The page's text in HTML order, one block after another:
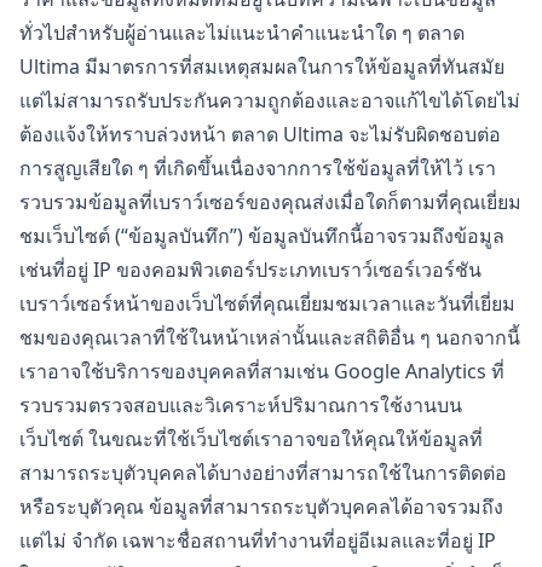
ทั่วไปสำหรับผู้อ่านและไม่แนะนำคำแนะนำใด ๆ ตลาด
Ultima มีมาตรการที่สมเหตุสมผลในการให้ข้อมูลที่ทันสมัย ​​
แต่ไม่สามารถรับประกันความถูกต้องและอาจแก้ไขได้โดยไม่
ต้องแจ้งให้ทราบล่วงหน้า ตลาด Ultima จะไม่รับผิดชอบต่อ
การสูญเสียใด ๆ ที่เกิดขึ้นเนื่องจากการใช้ข้อมูลที่ให้ไว้ เรา
รวบรวมข้อมูลที่เบราว์เซอร์ของคุณส่งเมื่อใดก็ตามที่คุณเยี่ยม
ชมเว็บไซต์ (“ข้อมูลบันทึก”) ข้อมูลบันทึกนี้อาจรวมถึงข้อมูล
เช่นที่อยู่ IP ของคอมพิวเตอร์ประเภทเบราว์เซอร์เวอร์ชัน
เบราว์เซอร์หน้าของเว็บไซต์ที่คุณเยี่ยมชมเวลาและวันที่เยี่ยม
ชมของคุณเวลาที่ใช้ในหน้าเหล่านั้นและสถิติอื่น ๆ นอกจากนี้
เราอาจใช้บริการของบุคคลที่สามเช่น Google Analytics ที่
รวบรวมตรวจสอบและวิเคราะห์ปริมาณการใช้งานบน
เว็บไซต์ ในขณะที่ใช้เว็บไซต์เราอาจขอให้คุณให้ข้อมูลที่
สามารถระบุตัวบุคคลได้บางอย่างที่สามารถใช้ในการติดต่อ
หรือระบุตัวคุณ ข้อมูลที่สามารถระบุตัวบุคคลได้อาจรวมถึง
แต่ไม่ จำกัด เฉพาะชื่อสถานที่ทำงานที่อยู่อีเมลและที่อยู่ IP